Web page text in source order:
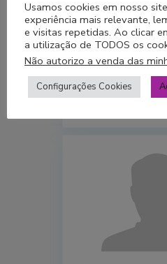
Usamos cookies em nosso
experiência mais relevante,
e visitas repetidas. Ao clicar
a utilização de TODOS os
Não autorizo a venda das
Configurações Cookies